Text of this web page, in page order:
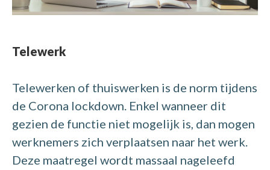
Telewerk
Telewerken of thuiswerken is de norm tijdens
de Corona lockdown. Enkel wanneer dit
gezien de functie niet mogelijk is, dan mogen
werknemers zich verplaatsen naar het werk.
Deze maatregel wordt massaal nageleefd